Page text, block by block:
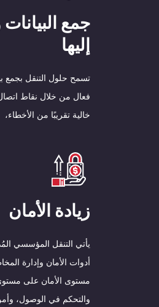
جمع
إليها
تسمح حلول التنقل بجمع
فعال من خلال نقاط اتصال
خالية تقريبًا من الأخطاء،
زيادة الأمان
يأتي التنقل المؤسسي
أدوات الأمان وإدارة
مستوى الأمان على
والتحكم في الوصول،